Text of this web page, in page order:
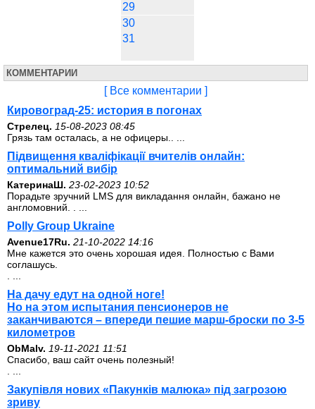
29
30
31
КОММЕНТАРИИ
[ Все комментарии ]
Кировоград-25: история в погонах
Стрелец. 15-08-2023 08:45
Грязь там осталась, а не офицеры.. ...
Підвищення кваліфікації вчителів онлайн:
оптимальний вибір
КатеринаШ. 23-02-2023 10:52
Порадьте зручний LMS для викладання онлайн, бажано не
англомовний. . ...
Polly Group Ukraine
Avenue17Ru. 21-10-2022 14:16
Мне кажется это очень хорошая идея. Полностью с Вами
соглашусь.
На дачу едут на одной ноге!
Но на этом испытания пенсионеров не
заканчиваются – впереди пешие марш-броски по 3-5
километров
ОbMalv. 19-11-2021 11:51
Спасибо, ваш сайт очень полезный!
Закупівля нових «Пакунків малюка» під загрозою
зриву